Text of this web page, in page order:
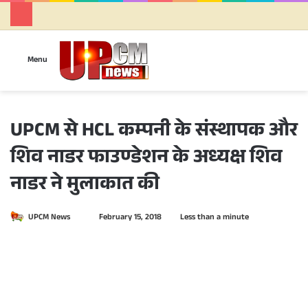
Menu
UPCM से HCL कम्पनी के संस्थापक और
शिव नाडर फाउण्डेशन के अध्यक्ष शिव
नाडर ने मुलाकात की
UPCM News February 15, 2018 Less than a minute